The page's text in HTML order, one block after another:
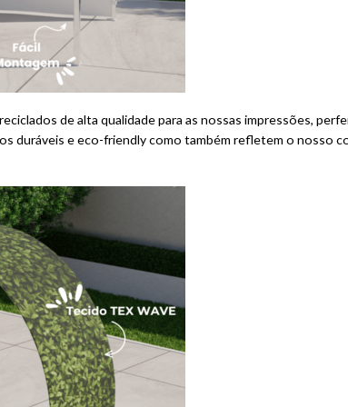
de alta qualidade para as nossas impressões,
duráveis e eco-friendly como também refletem o nosso